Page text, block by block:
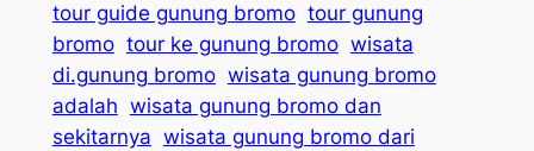
tour guide gunung bromo tour gunung
bromo tour ke gunung bromo wisata
di.gunung bromo wisata gunung bromo
adalah wisata gunung bromo dan
sekitarnya wisata gunung bromo dari